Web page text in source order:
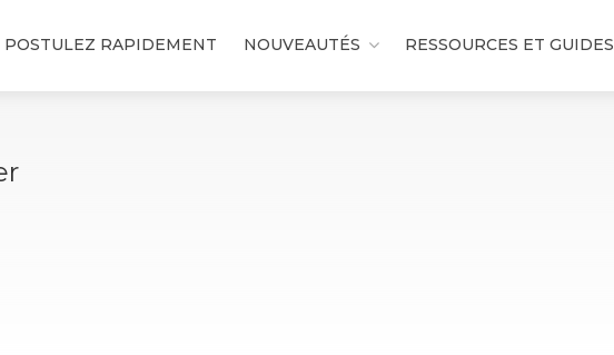
POSTULEZ RAPIDEMENT NOUVEAUTÉS RESSOURCES ET GUIDES